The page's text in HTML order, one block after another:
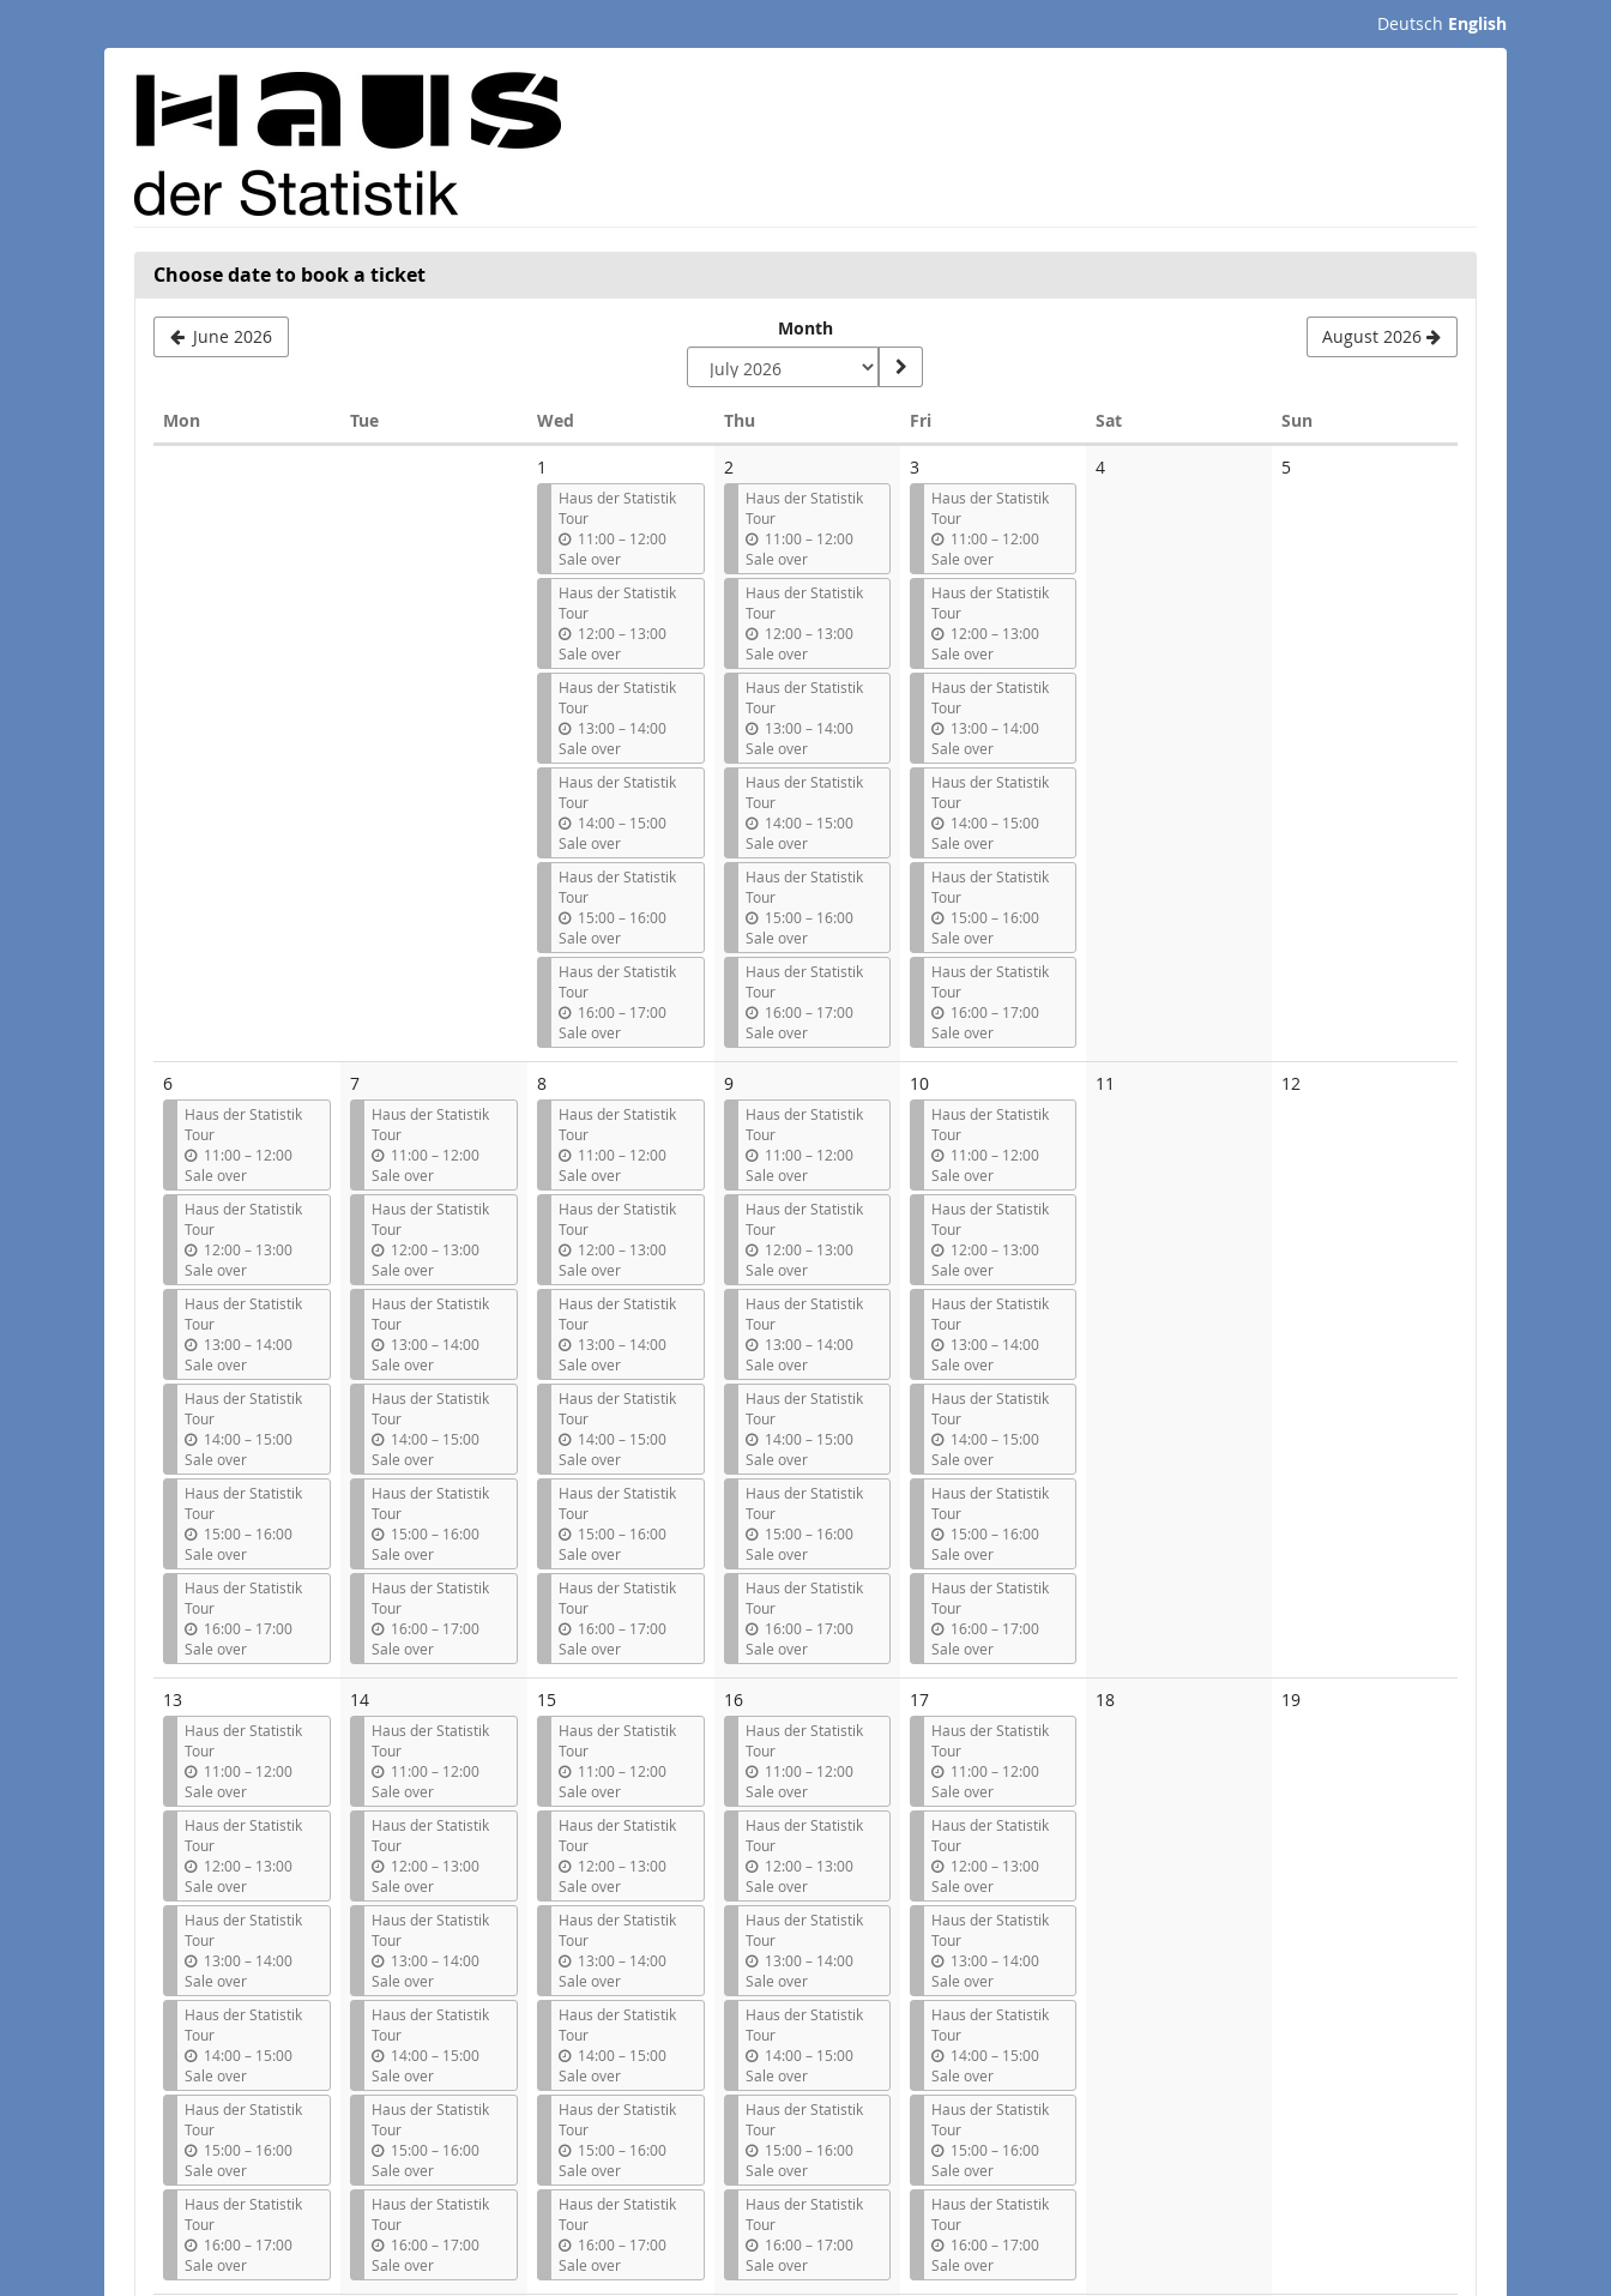
Deutsch English
Choose date to book a ticket
June 2026 Month August 2026
Mon TueTuesday Wed Thu FriFriday SatSaturday Sun
1
Haus der Statistik
Tour
11:00–u
t
i
12:00
Sale over
Haus der Statistik
Tour
12:00–u
t
i
13:00
Sale over
Haus der Statistik
Tour
13:00–u
t
i
14:00
Sale over
Haus der Statistik
Tour
14:00–u
t
i
15:00
Sale over
Haus der Statistik
Tour
15:00–u
t
i
16:00
Sale over
Haus der Statistik
Tour
16:00–u
t
17:00
Sale over
2
Haus der Statistik
Tour
11:00–u
t
i
12:00
Sale over
Haus der Statistik
Tour
12:00–u
t
i
13:00
Sale over
Haus der Statistik
Tour
13:00–u
t
i
14:00
Sale over
Haus der Statistik
Tour
14:00–u
t
i
15:00
Sale over
Haus der Statistik
Tour
15:00–u
t
i
16:00
Sale over
Haus der Statistik
Tour
16:00–u
t
17:00
Sale over
3
Haus der Statistik
Tour
11:00–u
t
i
12:00
Sale over
Haus der Statistik
Tour
12:00–u
t
i
13:00
Sale over
Haus der Statistik
Tour
13:00–u
t
i
14:00
Sale over
Haus der Statistik
Tour
14:00–u
t
i
15:00
Sale over
Haus der Statistik
Tour
15:00–u
t
i
16:00
Sale over
Haus der Statistik
Tour
16:00–u
t
17:00
Sale over
4No
5No
6
Haus der Statistik
Tour
11:00–u
t
i
12:00
Sale over
Haus der Statistik
Tour
12:00–u
t
i
13:00
Sale over
Haus der Statistik
Tour
13:00–u
t
i
14:00
Sale over
Haus der Statistik
Tour
14:00–u
t
i
15:00
Sale over
Haus der Statistik
Tour
15:00–u
t
i
16:00
Sale over
Haus der Statistik
Tour
16:00–u
t
17:00
Sale over
7
Haus der Statistik
Tour
11:00–u
t
i
12:00
Sale over
Haus der Statistik
Tour
12:00–u
t
i
13:00
Sale over
Haus der Statistik
Tour
13:00–u
t
i
14:00
Sale over
Haus der Statistik
Tour
14:00–u
t
i
15:00
Sale over
Haus der Statistik
Tour
15:00–u
t
i
16:00
Sale over
Haus der Statistik
Tour
16:00–u
t
17:00
Sale over
8
Haus der Statistik
Tour
11:00–u
t
i
12:00
Sale over
Haus der Statistik
Tour
12:00–u
t
i
13:00
Sale over
Haus der Statistik
Tour
13:00–u
t
i
14:00
Sale over
Haus der Statistik
Tour
14:00–u
t
i
15:00
Sale over
Haus der Statistik
Tour
15:00–u
t
i
16:00
Sale over
Haus der Statistik
Tour
16:00–u
t
17:00
Sale over
9
Haus der Statistik
Tour
11:00–u
t
i
12:00
Sale over
Haus der Statistik
Tour
12:00–u
t
i
13:00
Sale over
Haus der Statistik
Tour
13:00–u
t
i
14:00
Sale over
Haus der Statistik
Tour
14:00–u
t
i
15:00
Sale over
Haus der Statistik
Tour
15:00–u
t
i
16:00
Sale over
Haus der Statistik
Tour
16:00–u
t
17:00
Sale over
10
Haus der Statistik
Tour
11:00–u
t
i
12:00
Sale over
Haus der Statistik
Tour
12:00–u
t
i
13:00
Sale over
Haus der Statistik
Tour
13:00–u
t
i
14:00
Sale over
Haus der Statistik
Tour
14:00–u
t
i
15:00
Sale over
Haus der Statistik
Tour
15:00–u
t
i
16:00
Sale over
Haus der Statistik
Tour
16:00–u
t
17:00
Sale over
11 12
13
Haus der Statistik
Tour
11:00–u
t
i
12:00
Sale over
Haus der Statistik
Tour
12:00–u
t
i
13:00
Sale over
Haus der Statistik
Tour
13:00–u
t
i
14:00
Sale over
Haus der Statistik
Tour
14:00–u
t
i
15:00
Sale over
Haus der Statistik
Tour
15:00–u
t
i
16:00
Sale over
Haus der Statistik
Tour
16:00–u
t
17:00
Sale over
14
Haus der Statistik
Tour
11:00–u
t
i
12:00
Sale over
Haus der Statistik
Tour
12:00–u
t
i
13:00
Sale over
Haus der Statistik
Tour
13:00–u
t
i
14:00
Sale over
Haus der Statistik
Tour
14:00–u
t
i
15:00
Sale over
Haus der Statistik
Tour
15:00–u
t
i
16:00
Sale over
Haus der Statistik
Tour
16:00–u
t
17:00
Sale over
15
Haus der Statistik
Tour
11:00–u
t
i
12:00
Sale over
Haus der Statistik
Tour
12:00–u
t
i
13:00
Sale over
Haus der Statistik
Tour
13:00–u
t
i
14:00
Sale over
Haus der Statistik
Tour
14:00–u
t
i
15:00
Sale over
Haus der Statistik
Tour
15:00–u
t
i
16:00
Sale over
Haus der Statistik
Tour
16:00–u
t
17:00
Sale over
16
Haus der Statistik
Tour
11:00–u
t
i
12:00
Sale over
Haus der Statistik
Tour
12:00–u
t
i
13:00
Sale over
Haus der Statistik
Tour
13:00–u
t
i
14:00
Sale over
Haus der Statistik
Tour
14:00–u
t
i
15:00
Sale over
Haus der Statistik
Tour
15:00–u
t
i
16:00
Sale over
Haus der Statistik
Tour
16:00–u
t
17:00
Sale over
17
Haus der Statistik
Tour
11:00–u
t
i
12:00
Sale over
Haus der Statistik
Tour
12:00–u
t
i
13:00
Sale over
Haus der Statistik
Tour
13:00–u
t
i
14:00
Sale over
Haus der Statistik
Tour
14:00–u
t
i
15:00
Sale over
Haus der Statistik
Tour
15:00–u
t
i
16:00
Sale over
Haus der Statistik
Tour
16:00–u
t
17:00
Sale over
18No
19No